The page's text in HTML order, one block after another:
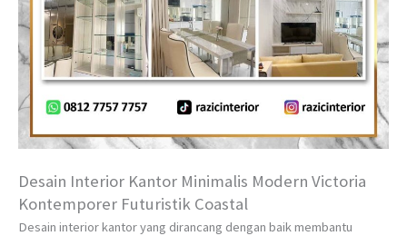
Desain Interior Kantor Minimalis Modern Victoria
Kontemporer Futuristik Coastal
Desain interior kantor yang dirancang dengan baik membantu